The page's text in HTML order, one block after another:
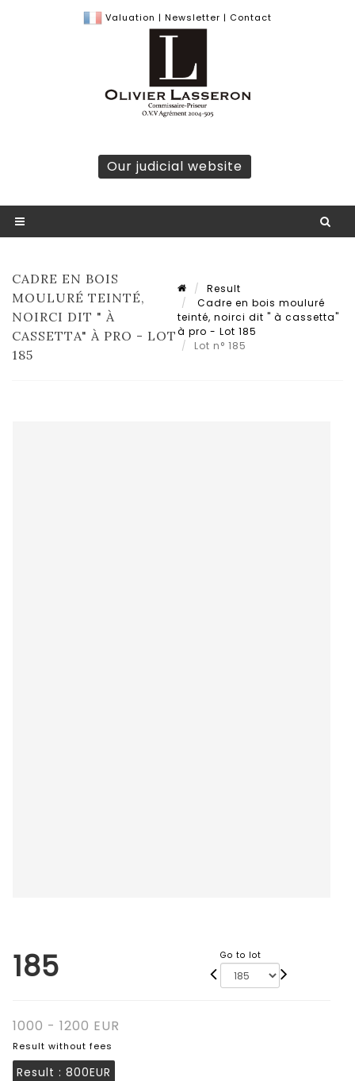
Valuation | Newsletter | Contact
Our judicial website
CADRE EN BOIS
MOULURÉ TEINTÉ,
NOIRCI DIT " À
CASSETTA" À PRO - LOT
185
Result
Cadre en bois mouluré
teinté, noirci dit " à cassetta"
à pro - Lot 185
Lot n° 185
185 Go to lot
1000 - 1200 EUR
Result without fees
Result : 800EUR